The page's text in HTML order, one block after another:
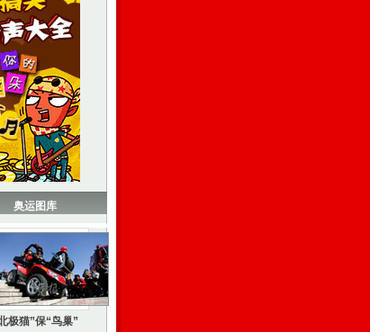
奥运图库
极猫”保“鸟巢”